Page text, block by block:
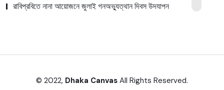
রাবিপ্রবিতে নানা আয়োজনে জুলাই গনঅভ্যুত্থান দিবস উদযাপন
© 2022, Dhaka Canvas All Rights Reserved.